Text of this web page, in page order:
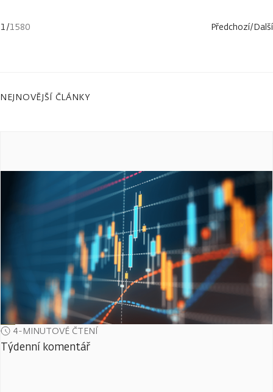
1/1580 Předchozí/Další
NEJNOVĚJŠÍ ČLÁNKY
4-MINUTOVÉ ČTENÍ
Týdenní komentář